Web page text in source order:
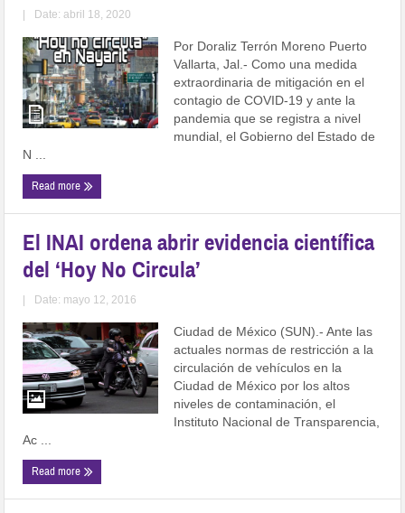
Date: abril 18, 2020
Por Doraliz Terrón Moreno Puerto
Vallarta, Jal.- Como una medida
extraordinaria de mitigación en el
contagio de COVID-19 y ante la
pandemia que se registra a nivel
mundial, el Gobierno del Estado de
N ...
Read more
El INAI ordena abrir evidencia científica
del ‘Hoy No Circula’
Date: mayo 12, 2016
Ciudad de México (SUN).- Ante las
actuales normas de restricción a la
circulación de vehículos en la
Ciudad de México por los altos
niveles de contaminación, el
Instituto Nacional de Transparencia,
Ac ...
Read more